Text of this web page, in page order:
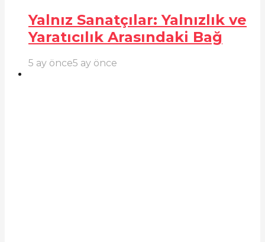
Yalnız Sanatçılar: Yalnızlık ve
Yaratıcılık Arasındaki Bağ
5 ay önce5 ay önce